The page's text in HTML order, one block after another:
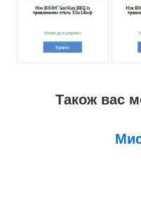
Також вас